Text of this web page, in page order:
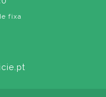
fixa